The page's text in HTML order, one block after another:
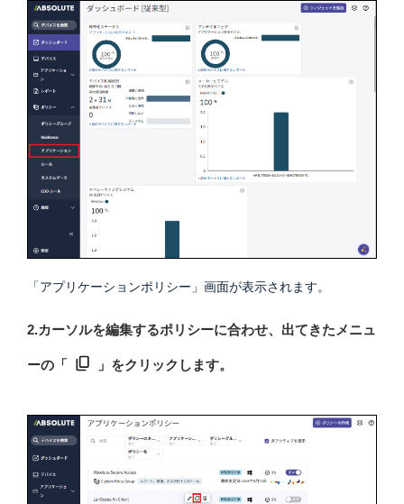
「アプリケーションポリシー」画面が表示されます。
2.カーソルを編集するポリシーに合わせ、出てきたメニュ
ーの「 」をクリックします。